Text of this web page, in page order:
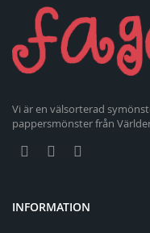
Vi är en välsorterad
pappersmönster från
INFORMATION